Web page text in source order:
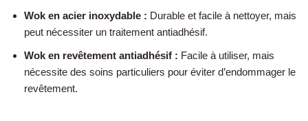
Wok en acier inoxydable : Durable et facile à nettoyer, mais
peut nécessiter un traitement antiadhésif.
Wok en revêtement antiadhésif : Facile à utiliser, mais
nécessite des soins particuliers pour éviter d’endommager le
revêtement.